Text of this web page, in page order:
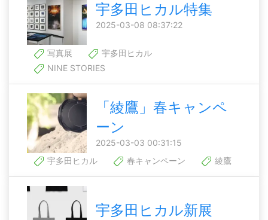
宇多田ヒカル特集
2025-03-08 08:37:22
写真展
宇多田ヒカル
NINE STORIES
「綾鷹」春キャンペ
ーン
2025-03-03 00:31:15
宇多田ヒカル
春キャンペーン 綾鷹
宇多田ヒカル新展